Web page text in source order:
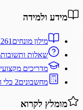
מידע ולמידה
מילון מונחים 261 מונחים פיננסיים
שאלות ותשובות
מדריכים
מחשבונים2 כלי חישוב חינמיים
מומלץ לקרוא